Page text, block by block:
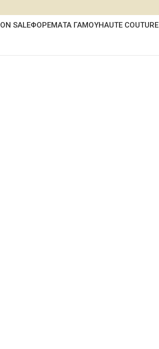
ON SALEΦΟΡΕΜΑΤΑ ΓΑΜΟΥHAUTE COUTURE